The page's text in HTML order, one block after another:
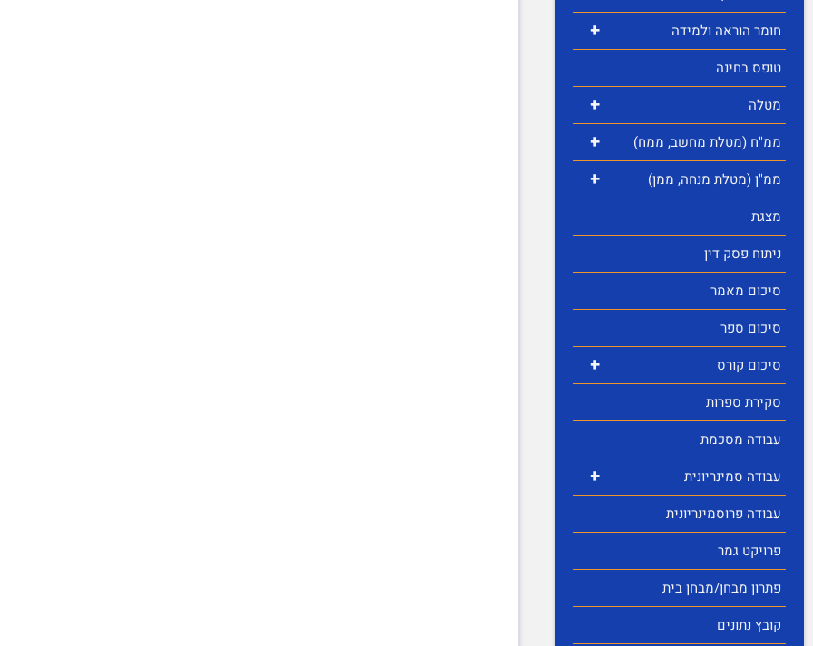
+
חומר הוראה ולמידה
טופס בחינה
+ מטלה
+ ממ"ח (מטלת מחשב, ממח)
+
ממ"ן (מטלת מנחה, ממן)
מצגת
ניתוח פסק דין
סיכום מאמר
סיכום ספר
+
סיכום קורס
סקירת ספרות
עבודה מסכמת
+
עבודה סמינריונית
עבודה פרוסמינריונית
פרויקט גמר
פתרון מבחן/מבחן בית
קובץ נתונים